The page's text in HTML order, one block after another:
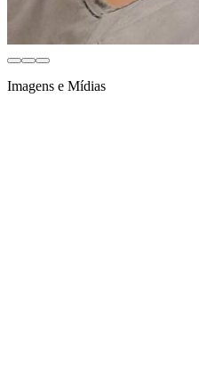
Imagens e Mídias